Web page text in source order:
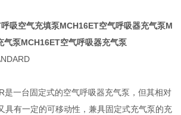
吸空气充填泵MCH16ET空气呼吸器充气泵M
气泵MCH16ET空气呼吸器充气泵
是一台固定式的空气呼吸器充气泵，但其相对
具有一定的可移动性，兼具固定式充气泵的充